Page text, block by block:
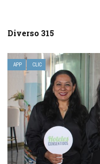
Diverso 315
APP CLIC